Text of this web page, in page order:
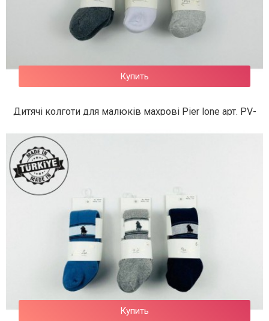
Купить
Дитячі колготи для малюків махрові Pier lone арт. PV-
Купить